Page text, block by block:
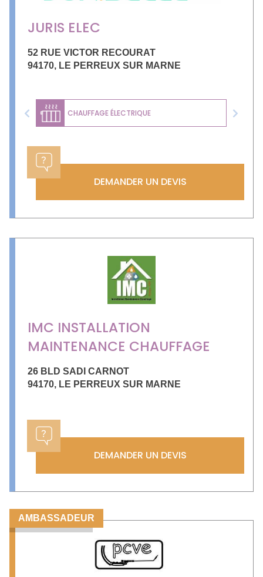
JURIS ELEC
52 RUE VICTOR RECOURAT
94170, LE PERREUX SUR MARNE
CHAUFFAGE ÉLECTRIQUE
Previous Next
DEMANDER UN DEVIS
IMC INSTALLATION
MAINTENANCE CHAUFFAGE
26 BLD SADI CARNOT
94170, LE PERREUX SUR MARNE
DEMANDER UN DEVIS
AMBASSADEUR